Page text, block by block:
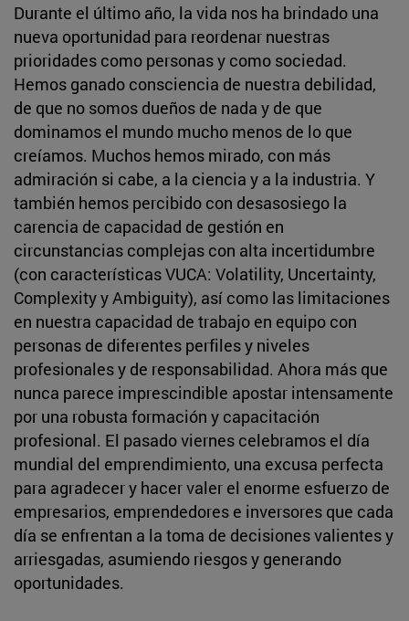
Durante el último año, la vida nos ha brindado una
nueva oportunidad para reordenar nuestras
prioridades como personas y como sociedad.
Hemos ganado consciencia de nuestra debilidad,
de que no somos dueños de nada y de que
dominamos el mundo mucho menos de lo que
creíamos. Muchos hemos mirado, con más
admiración si cabe, a la ciencia y a la industria. Y
también hemos percibido con desasosiego la
carencia de capacidad de gestión en
circunstancias complejas con alta incertidumbre
(con características VUCA: Volatility, Uncertainty,
Complexity y Ambiguity), así como las limitaciones
en nuestra capacidad de trabajo en equipo con
personas de diferentes perfiles y niveles
profesionales y de responsabilidad. Ahora más que
nunca parece imprescindible apostar intensamente
por una robusta formación y capacitación
profesional. El pasado viernes celebramos el día
mundial del emprendimiento, una excusa perfecta
para agradecer y hacer valer el enorme esfuerzo de
empresarios, emprendedores e inversores que cada
día se enfrentan a la toma de decisiones valientes y
arriesgadas, asumiendo riesgos y generando
oportunidades.